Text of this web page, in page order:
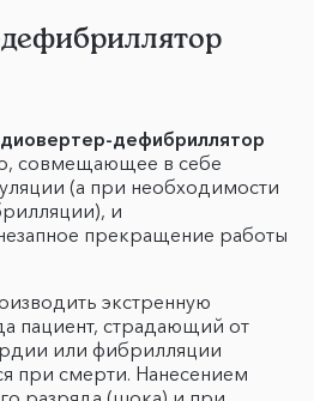
дефибриллятор
совмещающее в себе
(а при необходимости
и
прекращение работы
экстренную
пациент, страдающий от
или фибрилляции
при смерти. Нанесением